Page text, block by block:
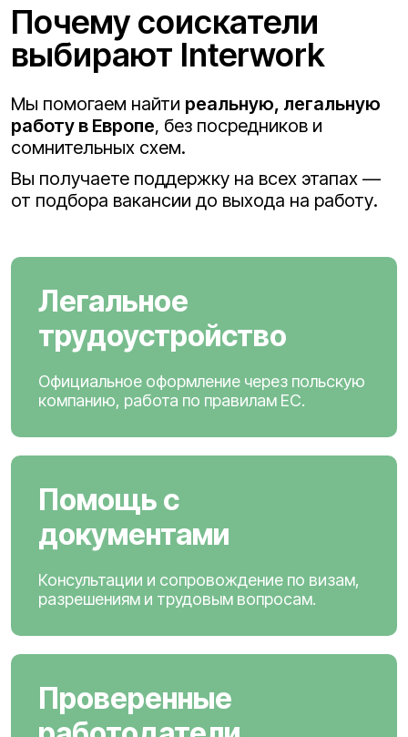
Почему соискатели
выбирают Interwork
Мы помогаем найти реальную, легальную
работу в Европе, без посредников и
сомнительных схем.
Вы получаете поддержку на всех этапах —
от подбора вакансии до выхода на работу.
Легальное
трудоустройство
Официальное оформление через польскую
компанию, работа по правилам ЕС.
Помощь с
документами
Консультации и сопровождение по визам,
разрешениям и трудовым вопросам.
Проверенные